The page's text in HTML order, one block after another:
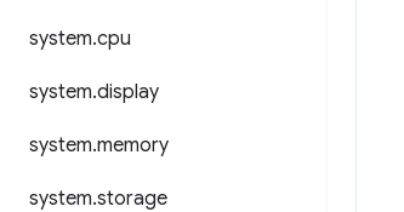
system.cpu
system.display
system.memory
system.storage